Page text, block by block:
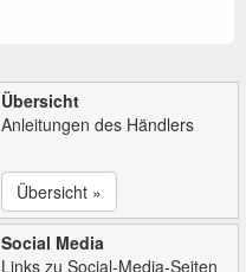
Übersicht
Anleitungen des Händlers
Übersicht »
Social Media
Links zu Social-Media-Seiten